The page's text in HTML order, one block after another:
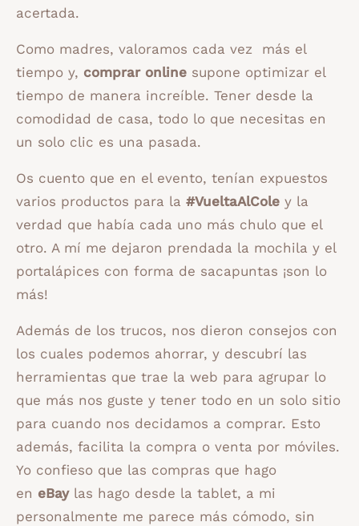
acertada.
Como madres, valoramos cada vez más el
tiempo y, comprar online supone optimizar el
tiempo de manera increíble. Tener desde la
comodidad de casa, todo lo que necesitas en
un solo clic es una pasada.
Os cuento que en el evento, tenían expuestos
varios productos para la #VueltaAlCole y la
verdad que había cada uno más chulo que el
otro. A mí me dejaron prendada la mochila y el
portalápices con forma de sacapuntas ¡son lo
más!
Además de los trucos, nos dieron consejos con
los cuales podemos ahorrar, y descubrí las
herramientas que trae la web para agrupar lo
que más nos guste y tener todo en un solo sitio
para cuando nos decidamos a comprar. Esto
además, facilita la compra o venta por móviles.
Yo confieso que las compras que hago
en eBaylas hago desde la tablet, a mi
personalmente me parece más cómodo, sin